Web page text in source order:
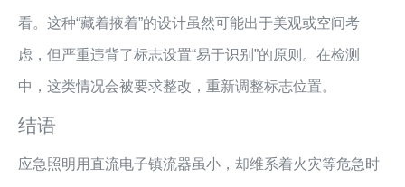
看。这种“藏着掖着”的设计虽然可能出于美观或空间考
虑，但严重违背了标志设置“易于识别”的原则。在检测
中，这类情况会被要求整改，重新调整标志位置。
结语
应急照明用直流电子镇流器虽小，却维系着火灾等危急时